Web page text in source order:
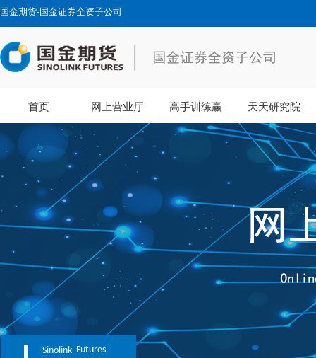
国金期货-国金证券全资子公司
首页 网上营业厅 高手训练赢 天天研究院
Sinolink Futures